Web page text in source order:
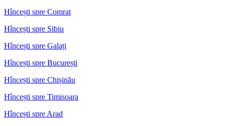
Hîncești spre Comrat
Hîncești spre Sibiu
Hîncești spre Galați
Hîncești spre București
Hîncești spre Chișinău
Hîncești spre Timisoara
Hîncești spre Arad